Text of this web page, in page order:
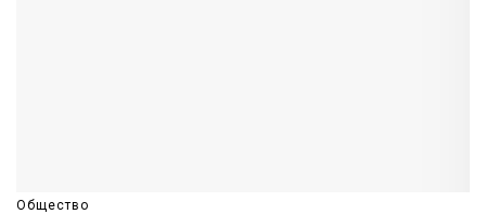
Общество